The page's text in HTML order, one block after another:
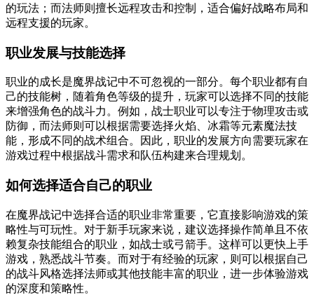
的玩法；而法师则擅长远程攻击和控制，适合偏好战略布局和
远程支援的玩家。
职业发展与技能选择
职业的成长是魔界战记中不可忽视的一部分。每个职业都有自
己的技能树，随着角色等级的提升，玩家可以选择不同的技能
来增强角色的战斗力。例如，战士职业可以专注于物理攻击或
防御，而法师则可以根据需要选择火焰、冰霜等元素魔法技
能，形成不同的战术组合。因此，职业的发展方向需要玩家在
游戏过程中根据战斗需求和队伍构建来合理规划。
如何选择适合自己的职业
在魔界战记中选择合适的职业非常重要，它直接影响游戏的策
略性与可玩性。对于新手玩家来说，建议选择操作简单且不依
赖复杂技能组合的职业，如战士或弓箭手。这样可以更快上手
游戏，熟悉战斗节奏。而对于有经验的玩家，则可以根据自己
的战斗风格选择法师或其他技能丰富的职业，进一步体验游戏
的深度和策略性。